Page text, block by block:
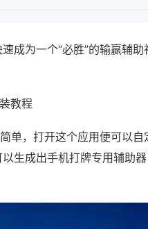
成为一个“必胜”的输赢辅助
教程
单，打开这个应用便可以自
生成出手机打牌专用辅助